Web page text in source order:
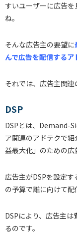
すいユーザーに広告
ね。
そんな広告主の要望に
んで広告を配信するア
それでは、広告主関連
DSP
DSPとは、Demand-
ア関連のアドテクで
益最大化」のための広
広告主がDSPを設定
の予算で誰に向けて配
DSPにより、広告主
るのです。